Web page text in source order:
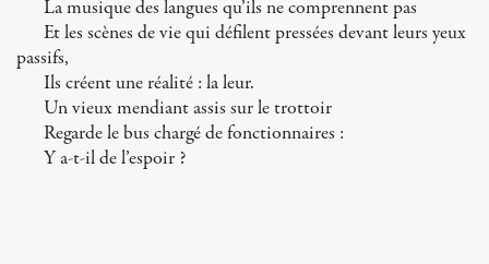
La musique des langues qu’ils ne comprennent pas
Et les scènes de vie qui défilent pressées devant leurs yeux
passifs,
Ils créent une réalité : la leur.
Un vieux mendiant assis sur le trottoir
Regarde le bus chargé de fonctionnaires :
Y a-t-il de l’espoir ?